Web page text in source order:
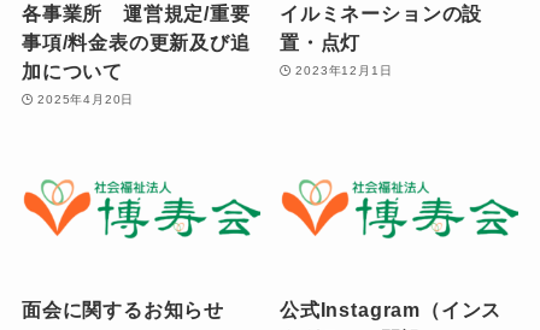
各事業所 運営規定/重要
事項/料金表の更新及び追
加について
2025年4月20日
イルミネーションの設
置・点灯
2023年12月1日
面会に関するお知らせ
公式Instagram（インス